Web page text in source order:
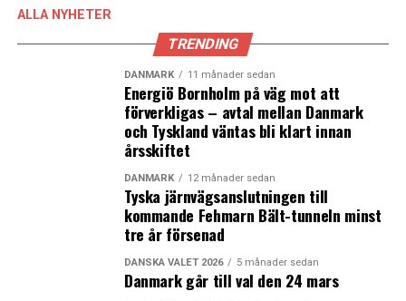
Snabb ökning av lediga butikslokaler i Danmark
Malmö vill lyfta ut dansk-svenska skatteavtalet från
svenska skatteutjämningssystemet
ALLA NYHETER
TRENDING
DANMARK 11 månader sedan
Energiö Bornholm på väg mot att
förverkligas – avtal mellan Danmark
och Tyskland väntas bli klart innan
årsskiftet
DANMARK 12 månader sedan
Tyska järnvägsanslutningen till
kommande Fehmarn Bält-tunneln minst
tre år försenad
DANSKA VALET 2026 5 månader sedan
Danmark går till val den 24 mars